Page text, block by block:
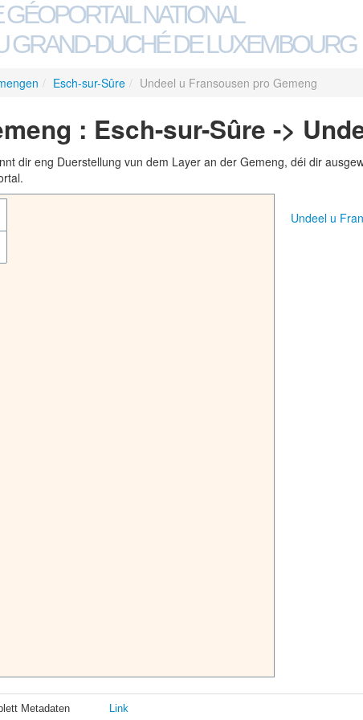
GÉOPORTAIL NATIONAL
GRAND-DUCHÉ DE LUXEMBOURG
/ Esch-sur-Sûre / Undeel u Fransousen pro Gemeng
: Esch-sur-Sûre ->
dir eng Duerstellung vun dem Layer an der Gemeng, déi dir
Undeel u
Metadaten Link